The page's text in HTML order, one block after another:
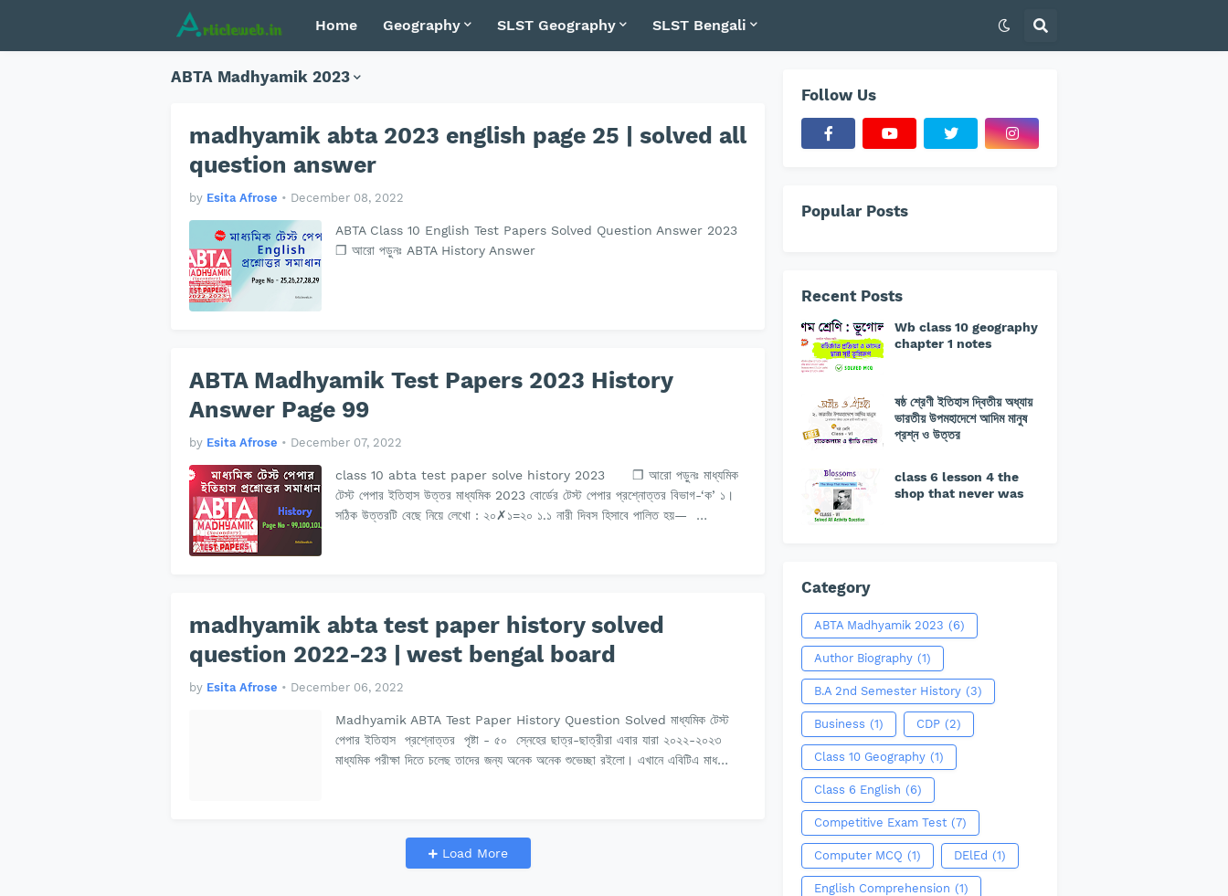
Home Geography SLST Geography SLST Bengali
ABTA Madhyamik 2023
madhyamik abta 2023 english page 25 | solved all
question answer
by Esita Afrose • December 08, 2022
ABTA Class 10 English Test Papers Solved Question Answer 2023
❐ আরো পড়ুনঃ ABTA History Answer
ABTA Madhyamik Test Papers 2023 History
Answer Page 99
by Esita Afrose • December 07, 2022
class 10 abta test paper solve history 2023 ❐ আরো পড়ুনঃ মাধ্যমিক
টেস্ট পেপার ইতিহাস উত্তর মাধ্যমিক 2023 বোর্ডের টেস্ট পেপার প্রশ্নোত্তর বিভাগ-‘ক’ ১।
সঠিক উত্তরটি বেছে নিয়ে লেখো : ২০✗১=২০ ১.১ নারী দিবস হিসাবে পালিত হয়— …
madhyamik abta test paper history solved
question 2022-23 | west bengal board
by Esita Afrose • December 06, 2022
Madhyamik ABTA Test Paper History Question Solved মাধ্যমিক টেস্ট
পেপার ইতিহাস প্রশ্নোত্তর পৃষ্টা - ৫০ স্নেহের ছাত্র-ছাত্রীরা এবার যারা ২০২২-২০২৩
মাধ্যমিক পরীক্ষা দিতে চলেছ তাদের জন্য অনেক অনেক শুভেচ্ছা রইলো। এখানে এবিটিএ মাধ…
Load More
Follow Us
Popular Posts
Recent Posts
Wb class 10 geography
chapter 1 notes
ষষ্ঠ শ্রেণী ইতিহাস দ্বিতীয় অধ্যায়
ভারতীয় উপমহাদেশে আদিম মানুষ
প্রশ্ন ও উত্তর
class 6 lesson 4 the
shop that never was
Category
ABTA Madhyamik 2023 (6)
Author Biography (1)
B.A 2nd Semester History (3)
Business (1) CDP (2)
Class 10 Geography (1)
Class 6 English (6)
Competitive Exam Test (7)
Computer MCQ (1) DElEd (1)
English Comprehension (1)